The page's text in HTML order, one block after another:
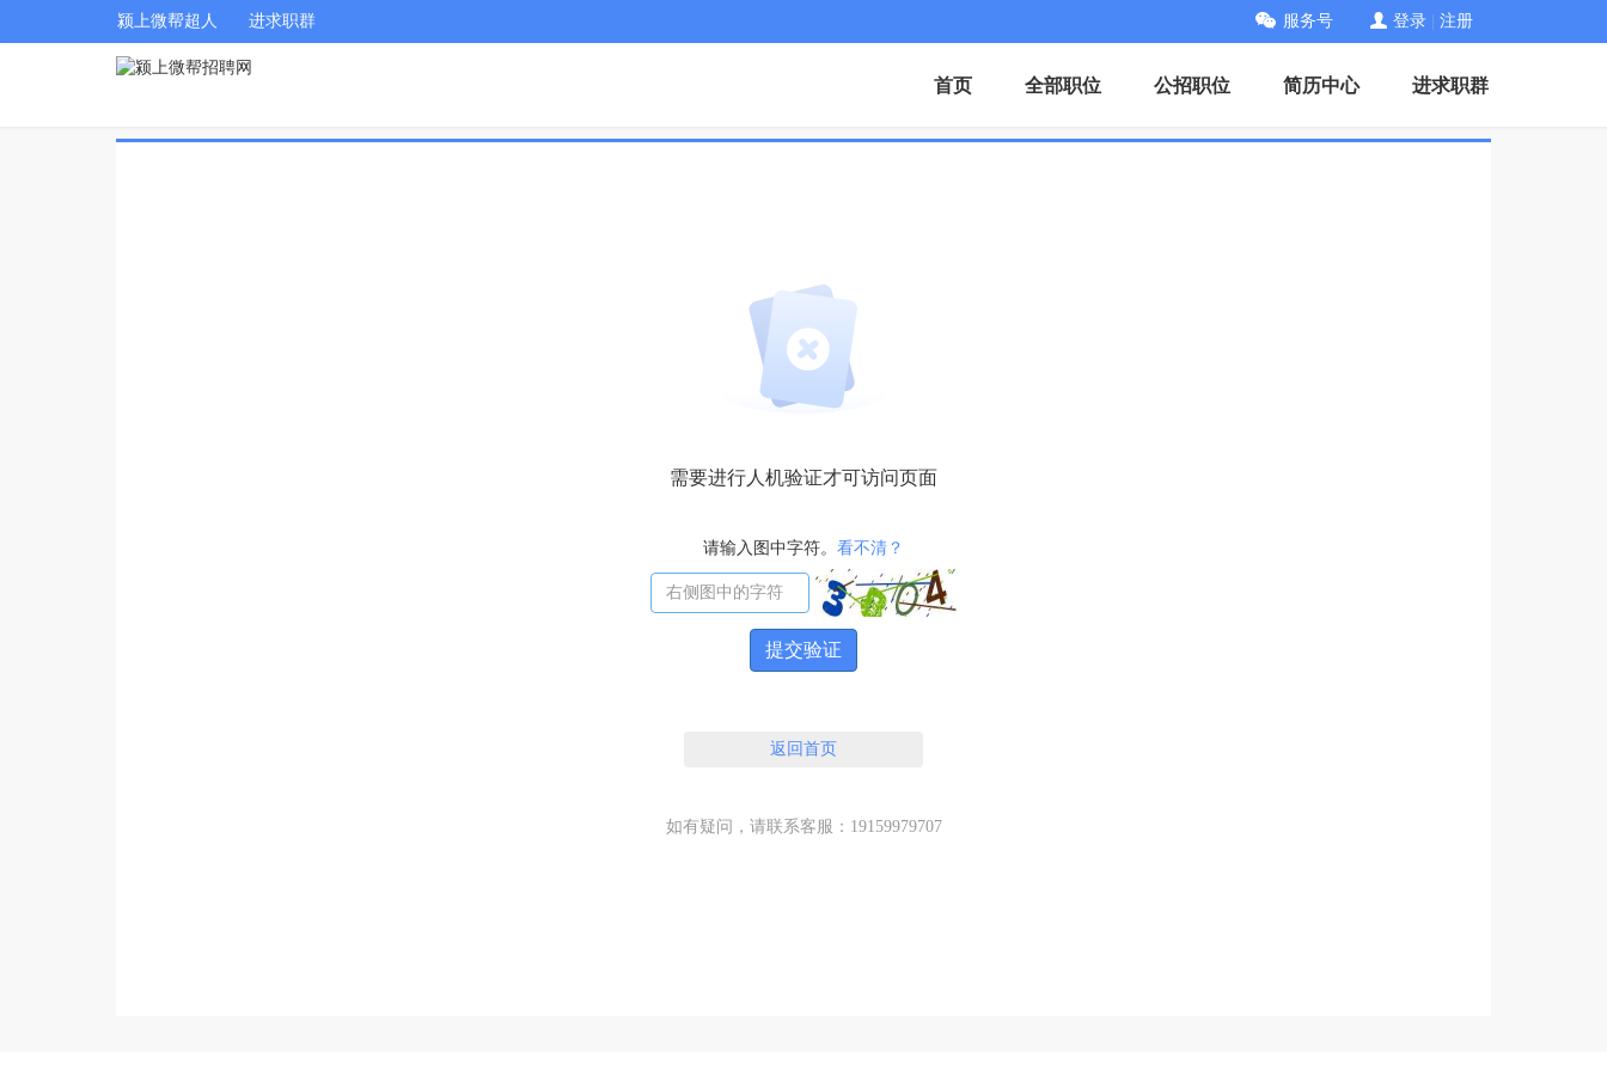
颍上微帮超人 进求职群 服务号 登录 注册
首页 全部职位 公招职位 简历中心 进求职群
需要进行人机验证才可访问页面
请输入图中字符。 看不清？
提交验证
返回首页
如有疑问，请联系客服：19159979707